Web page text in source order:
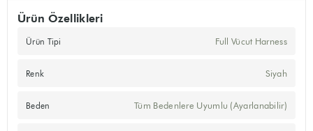
Ürün Özellikleri
Ürün Tipi Full Vücut Harness
Renk Siyah
Beden Tüm Bedenlere Uyumlu (Ayarlanabilir)